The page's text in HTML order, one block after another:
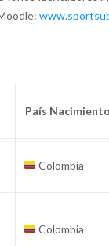
País Nacimiento
Colombia
Colombia